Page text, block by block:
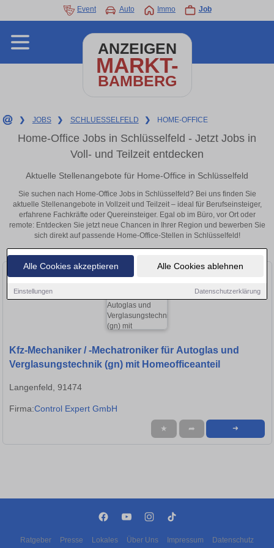
Alle Cookies akzeptieren Alle Cookies ablehnen
Einstellungen Datenschutzerklärung
Event Auto Immo Job
ANZEIGEN
MARKT-
BAMBERG
❯ JOBS ❯ SCHLUESSELFELD ❯ HOME-OFFICE
Home-Office Jobs in Schlüsselfeld - Jetzt Jobs in
Voll- und Teilzeit entdecken
Aktuelle Stellenangebote für Home-Office in Schlüsselfeld
Sie suchen nach Home-Office Jobs in Schlüsselfeld? Bei uns finden Sie
aktuelle Stellenangebote in Vollzeit und Teilzeit – ideal für Berufseinsteiger,
erfahrene Fachkräfte oder Quereinsteiger. Egal ob im Büro, vor Ort oder
remote: Entdecken Sie jetzt neue Chancen in Ihrer Region und bewerben Sie
sich direkt auf passende Home-Office-Stellen in Schlüsselfeld!
Kfz-Mechaniker / -Mechatroniker für Autoglas und
Verglasungstechnik (gn) mit Homeofficeanteil
Langenfeld, 91474
Firma:Control Expert GmbH
★ ➦ ➜
Ratgeber Presse Lokales Über Uns Impressum Datenschutz